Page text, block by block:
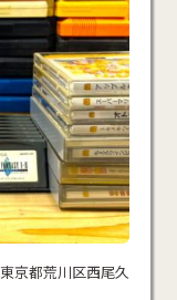
東京都荒川区西尾久